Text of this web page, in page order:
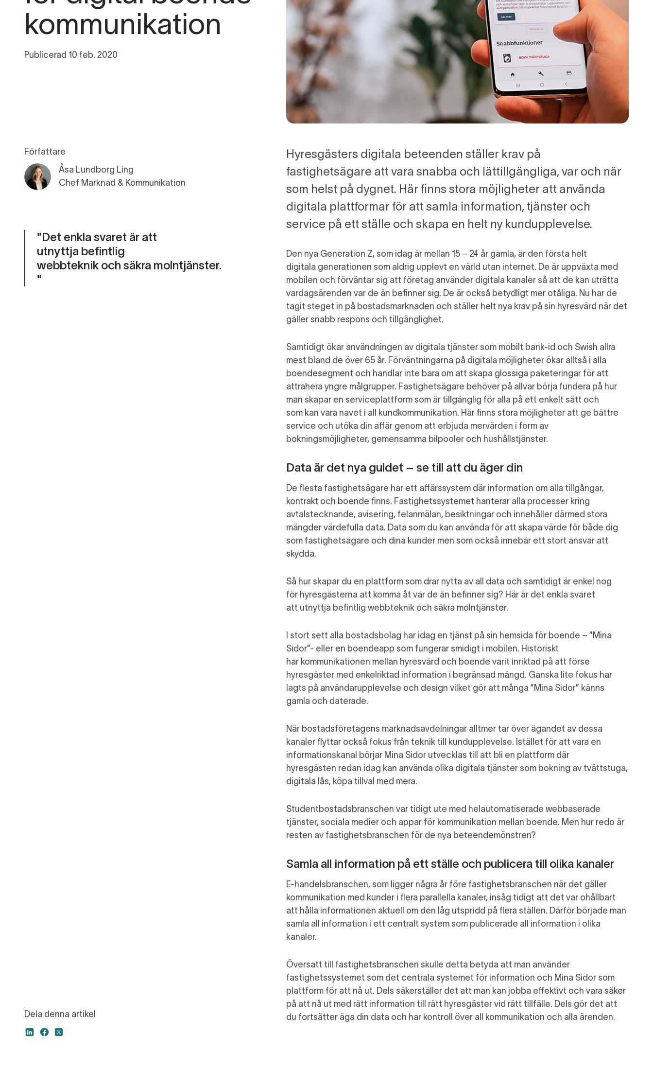
Energiuppföljning
Alla funktioner
kommunikation
Publicerad 10 feb. 2020
Författare
Åsa Lundborg Ling
Chef Marknad & Kommunikation
"Det enkla svaret är att
utnyttja befintlig
webbteknik och säkra molntjänster.
"
Dela denna artikel
Hyresgästers digitala beteenden ställer krav på
fastighetsägare att vara snabba och lättillgängliga, var och när
som helst på dygnet. Här finns stora möjligheter att använda
digitala plattformar för att samla information, tjänster och
service på ett ställe och skapa en helt ny kundupplevelse.
Den nya Generation Z, som idag är mellan 15 – 24 år gamla, är den första helt
digital a generationen som aldrig upplevt en värld utan internet. De är uppväxta med
mobilen och förväntar sig att företag använder digitala kanaler så att de kan uträtta
vardagsärenden var de än befinner sig. De är också betydligt mer otåliga. Nu har de
tagit steget in på bostadsmarknaden och ställer helt nya krav på sin hyresvärd när det
gäller snabb respons och tillgänglighet.
Samtidigt ökar användningen av digitala tjänster som mobilt bank-id och Swish allra
mest bland de över 65 år. Förväntningarna på digitala möjligheter ökar alltså i alla
boendesegment och handlar inte bara om att skapa glossiga paketeringar för att
attrahera yngre målgrupper. Fastighetsägare behöver på allvar börja fundera på hur
man skapar en serviceplattform som är tillgänglig för alla på ett enkelt sätt och
som kan vara navet i all kundkommunikation. Här finns stora möjligheter att ge bättre
service och utöka din affär genom att erbjuda mervärden i form av
bokningsmöjligheter, gemensamma bil pooler och hushållstjänster.
Data är det nya guldet – se till att du äger din
De flesta fastighetsägare har ett affärssystem där information om alla tillgångar,
kontrakt och boende finns. Fastighetssystemet hanterar alla processer kring
avtalstecknande, avisering, felanmälan, besiktningar och innehåller därmed stora
mängdervärdefulla data. Data som du kan använda för att skapa värde för både dig
som fastighetsägare och dina kunder men som också innebär ett stort ansvar att
skydda.
Så hur skapar du en plattform som drar nytta av all data och samtidigt är enkel nog
för hyresgästerna att komma åt var de än befinner sig? Här är det enkla svaret
att utnyttja befintlig webbteknik och säkra molntjänster.
I stort sett alla bostadsbolag har idag en tjänst på sin hemsida för boende – ”Mina
Sidor”- eller en boendeapp som fungerar smidigt i mobilen. Historiskt
har kommunikationen mellan hyresvärd och boende varit inriktad på att förse
hyresgäster med enkelriktad information i begränsad mängd. Ganska lite fokus har
lagts på användarupplevelse och design vilket gör att många”Mina Sidor” känns
gamla och daterade.
När bostadsföretagens marknadsavdelningar alltmer tar över ägandet av dessa
kanaler flyttar också fokus från teknik till kundupplevelse. Istället för att vara en
informationskanal börjar Mina Sidor utvecklas till att bli en plattform där
hyresgästen redan idag kan använda olika digitala tjänster som bokning av tvättstuga,
digitala lås, köpa tillval med mera.
Studentbostadsbranschen var tidigt ute med helautomatiserade webbaserade
tjänster, sociala medier och appar för kommunikation mellan boende. Men hur redo är
resten av fastighetsbranschen för de nya beteendemönstren?
Samla all information på ett ställe och publicera till olika kanaler
E-handelsbranschen, som ligger några år före fastighetsbranschen när det gäller
kommunikation med kunder i flera parallella kanaler, insåg tidigt att det var ohållbart
att hålla informationen aktuell om den låg utspridd på flera ställen. Därför började man
samla all information i ett centralt system som publicerade all information i olika
kanaler.
Översatt till fastighetsbranschen skulle detta betyda att man använder
fastighetssystemet som det centrala systemet för information och Mina Sidor som
plattform för att nå ut. Dels säkerställer det att man kan jobba effektivt och vara säker
på att nå ut med rätt information till rätt hyresgäster vid rätt tillfälle. Dels gör det att
du fortsätter äga din data och har kontroll över all kommunikation och alla ärenden.